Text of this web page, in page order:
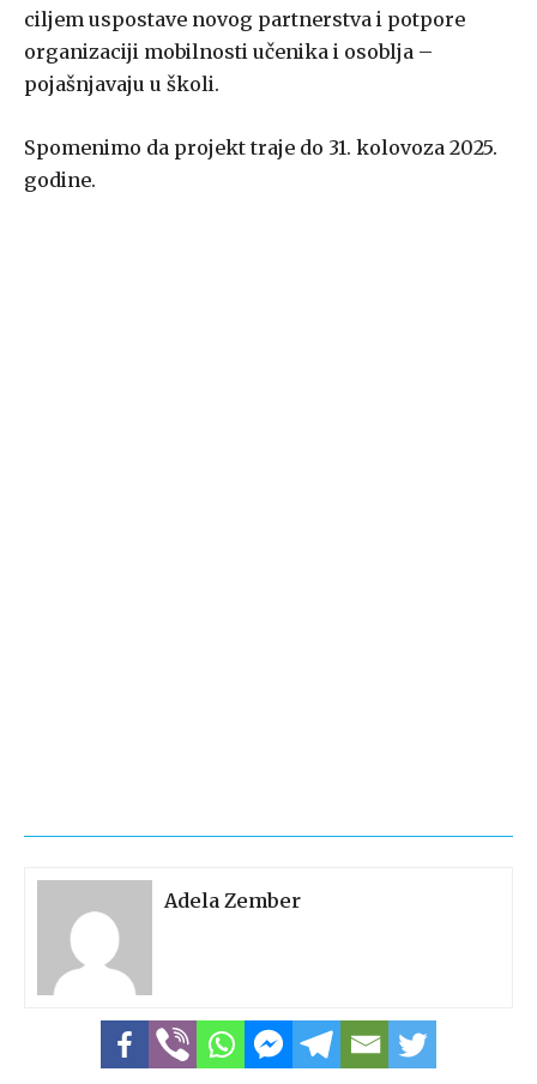
ciljem uspostave novog partnerstva i potpore
organizaciji mobilnosti učenika i osoblja –
pojašnjavaju u školi.
Spomenimo da projekt traje do 31. kolovoza 2025.
godine.
Adela Zember